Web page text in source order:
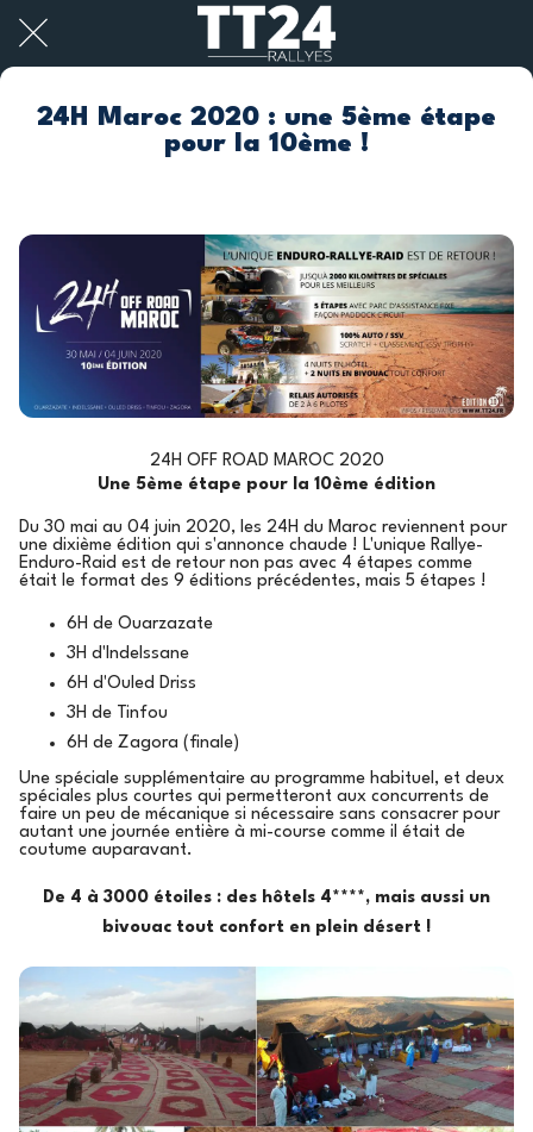
24H Maroc 2020 : une 5ème étape
pour la 10ème !
24H OFF ROAD MAROC 2020
Une 5ème étape pour la 10ème édition
Du 30 mai au 04 juin 2020, les 24H du Maroc reviennent pour
une dixième édition qui s'annonce chaude ! L'unique Rallye-
Enduro-Raid est de retour non pas avec 4 étapes comme
était le format des 9 éditions précédentes, mais 5 étapes !
6H de Ouarzazate
3H d'Indelssane
6H d'Ouled Driss
3H de Tinfou
6H de Zagora (finale)
Une spéciale supplémentaire au programme habituel, et deux
spéciales plus courtes qui permetteront aux concurrents de
faire un peu de mécanique si nécessaire sans consacrer pour
autant une journée entière à mi-course comme il était de
coutume auparavant.
De 4 à 3000 étoiles : des hôtels 4****, mais aussi un
bivouac tout confort en plein désert !